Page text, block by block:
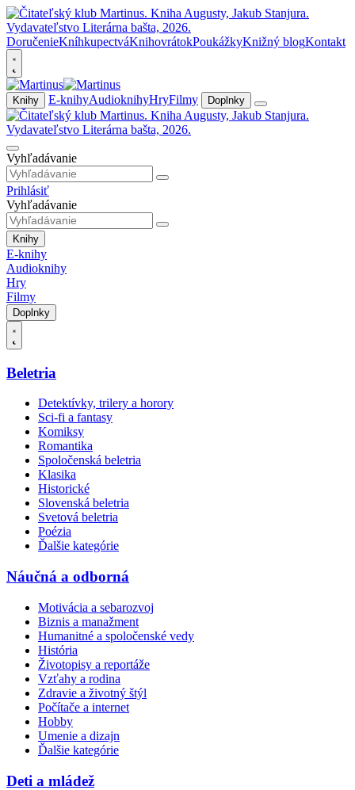
DoručenieKníhkupectváKnihovrátokPoukážkyKnižný blogKontakt
Knihy E-knihyAudioknihyHryFilmy Doplnky
Vyhľadávanie
Prihlásiť
Vyhľadávanie
Knihy
E-knihy
Audioknihy
Hry
Filmy
Doplnky
Beletria
Detektívky, trilery a horory
Sci-fi a fantasy
Komiksy
Romantika
Spoločenská beletria
Klasika
Historické
Slovenská beletria
Svetová beletria
Poézia
Ďalšie kategórie
Náučná a odborná
Motivácia a sebarozvoj
Biznis a manažment
Humanitné a spoločenské vedy
História
Životopisy a reportáže
Vzťahy a rodina
Zdravie a životný štýl
Počítače a internet
Hobby
Umenie a dizajn
Ďalšie kategórie
Deti a mládež